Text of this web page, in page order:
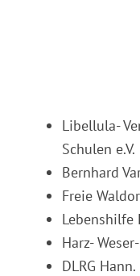
Libellula-
Schulen e.V.
Bernhard
Freie
Lebenshilfe
Harz-
DLRG